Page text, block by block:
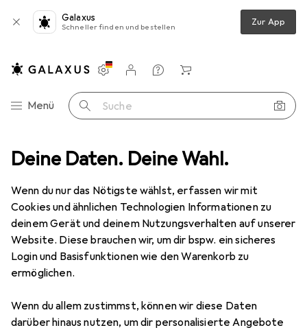
Deine Daten. Deine Wahl.
Wenn du nur das Nötigste wählst, erfassen wir mit
Cookies und ähnlichen Technologien Informationen zu
deinem Gerät und deinem Nutzungsverhalten auf unserer
Website. Diese brauchen wir, um dir bspw. ein sicheres
Login und Basisfunktionen wie den Warenkorb zu
ermöglichen.
Wenn du allem zustimmst, können wir diese Daten
darüber hinaus nutzen, um dir personalisierte Angebote
Galaxus
Schneller finden und bestellen Zur App
Navigation nach Kategorien
Menü Suche
Einstellungen
Kundenkonto
Vergleichslisten
Merklisten
Warenkorb
Sport Bike Protektoren 100% Teratec Plus
3 Bilder
100%Teratec Plus
Preis in EUR inkl. MwSt.
EUR
80,41